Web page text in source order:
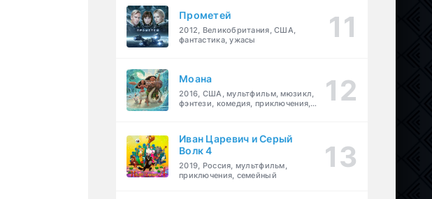
Прометей
2012, Великобритания, США,
фантастика, ужасы
Моана
2016, США, мультфильм, мюзикл,
фэнтези, комедия, приключения,
Иван Царевич и Серый
Волк 4
2019, Россия, мультфильм,
приключения, семейный